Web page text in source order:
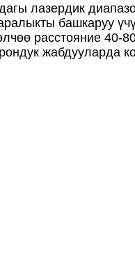
лазердик
башкаруу
расстояние 40-
жабдууларда